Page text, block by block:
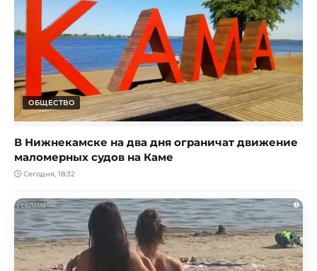
ОБЩЕСТВО
В Нижнекамске на два дня ограничат движение
маломерных судов на Каме
Сегодня, 18:32
i